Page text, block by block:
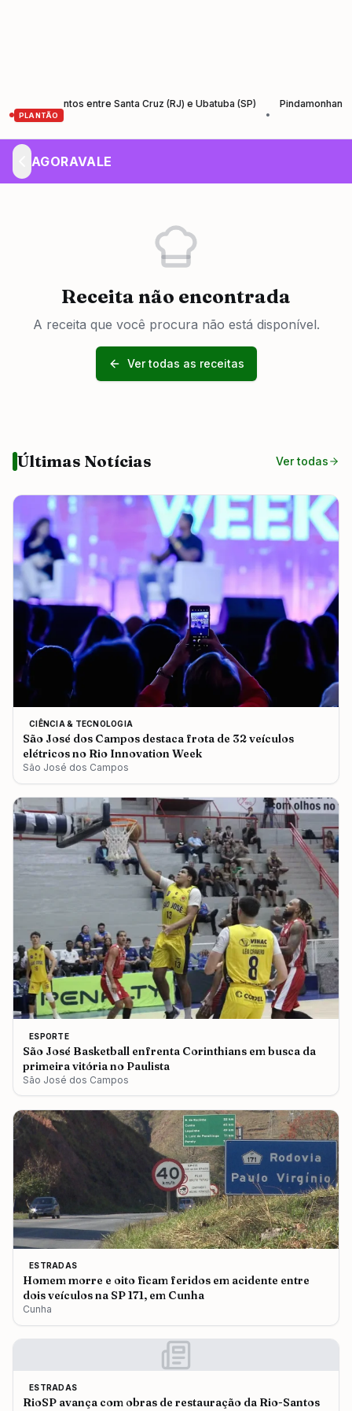
PLANTÃO
Santos entre Santa Cruz (RJ) e Ubatuba (SP)
Pindamonhangaba
AGORAVALE
Receita não encontrada
A receita que você procura não está disponível.
Ver todas as receitas
Últimas Notícias Ver todas
CIÊNCIA & TECNOLOGIA
São José dos Campos destaca frota de 32 veículos
elétricos no Rio Innovation Week
São José dos Campos
ESPORTE
São José Basketball enfrenta Corinthians em busca da
primeira vitória no Paulista
São José dos Campos
ESTRADAS
Homem morre e oito ficam feridos em acidente entre
dois veículos na SP 171, em Cunha
Cunha
ESTRADAS
RioSP avança com obras de restauração da Rio-Santos